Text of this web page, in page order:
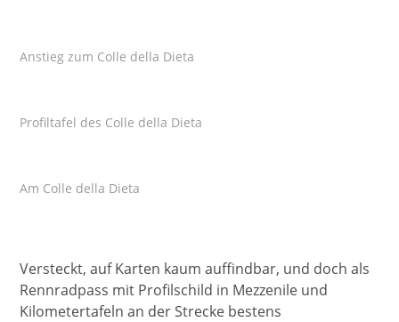
Anstieg zum Colle della Dieta
Profiltafel des Colle della Dieta
Am Colle della Dieta
Versteckt, auf Karten kaum auffindbar, und doch als
Rennradpass mit Profilschild in Mezzenile und
Kilometertafeln an der Strecke bestens